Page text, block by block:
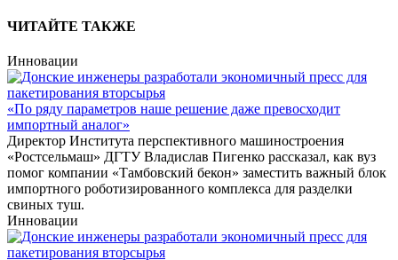
ЧИТАЙТЕ ТАКЖЕ
Инновации
«По ряду параметров наше решение даже превосходит
импортный аналог»
Директор Института перспективного машиностроения
«Ростсельмаш» ДГТУ Владислав Пигенко рассказал, как вуз
помог компании «Тамбовский бекон» заместить важный блок
импортного роботизированного комплекса для разделки
свиных туш.
Инновации